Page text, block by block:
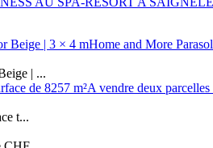
Home and More
| ...
A vendre deux
t...